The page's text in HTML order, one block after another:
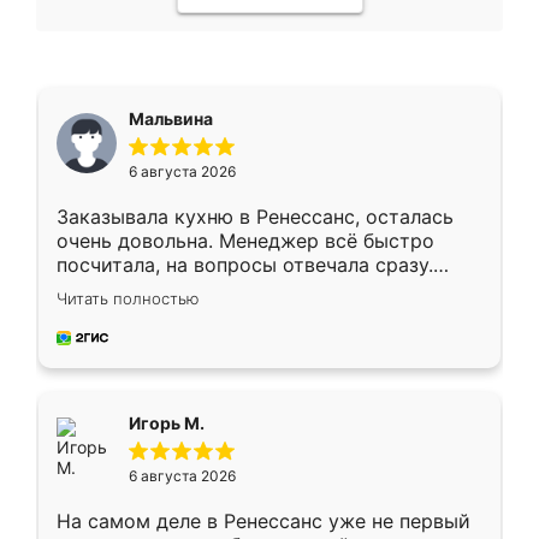
Мальвина
6 августа 2026
Заказывала кухню в Ренессанс, осталась
очень довольна. Менеджер всё быстро
посчитала, на вопросы отвечала сразу.
Замерщик приехал в субботу, подошёл к
делу со всей ответственностью. Собрали
за день, ребята работали аккуратно, даже
Читать полностью
Игорь М.
6 августа 2026
На самом деле в Ренессанс уже не первый